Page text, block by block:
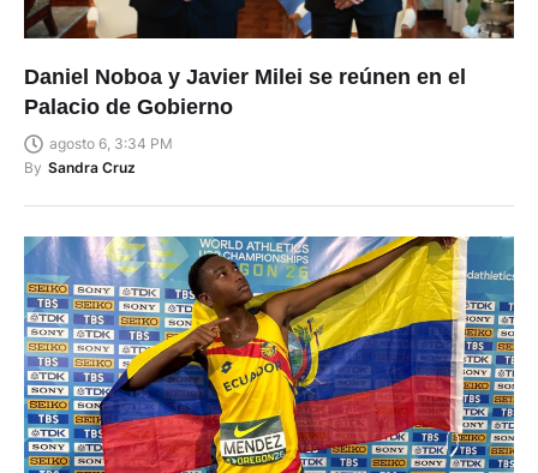
Daniel Noboa y Javier Milei se reúnen en el
Palacio de Gobierno
agosto 6, 3:34 PM
By Sandra Cruz